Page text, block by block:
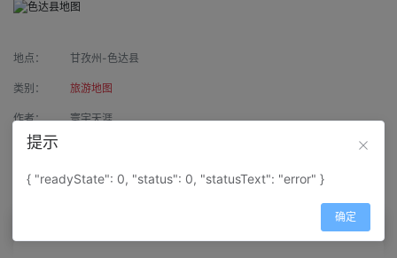
地点： 甘孜州-色达县
类别： 旅游地图
作者： 寰宇天涯
来源：
属性： 地图属性： 地图类型-综合性地图
提示
{ "readyState": 0, "status": 0, "statusText": "error" }
确定